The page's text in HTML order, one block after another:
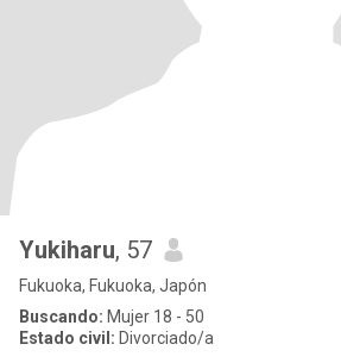
Yukiharu, 57
Fukuoka, Fukuoka, Japón
Buscando: Mujer 18 - 50
Estado civil: Divorciado/a